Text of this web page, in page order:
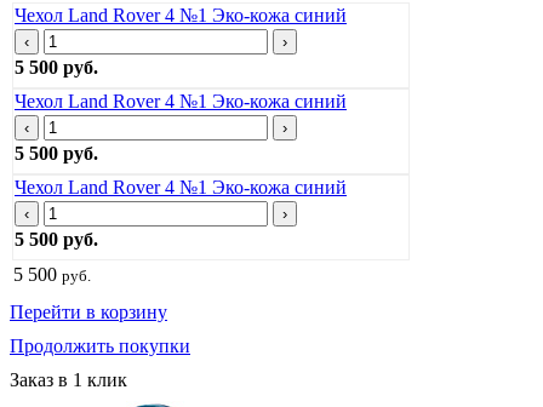
Чехол Land Rover 4 №1 Эко-кожа синий
‹ ›
5 500 руб.
Чехол Land Rover 4 №1 Эко-кожа синий
‹ ›
5 500 руб.
Чехол Land Rover 4 №1 Эко-кожа синий
‹ ›
5 500 руб.
5 500 руб.
Перейти в корзину
Продолжить покупки
Заказ в 1 клик